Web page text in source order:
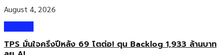
August 4, 2026
TPS มั่นใจครึ่งปีหลัง 69 โตต่อ! ตุน Backlog 1,933 ล้านบาท